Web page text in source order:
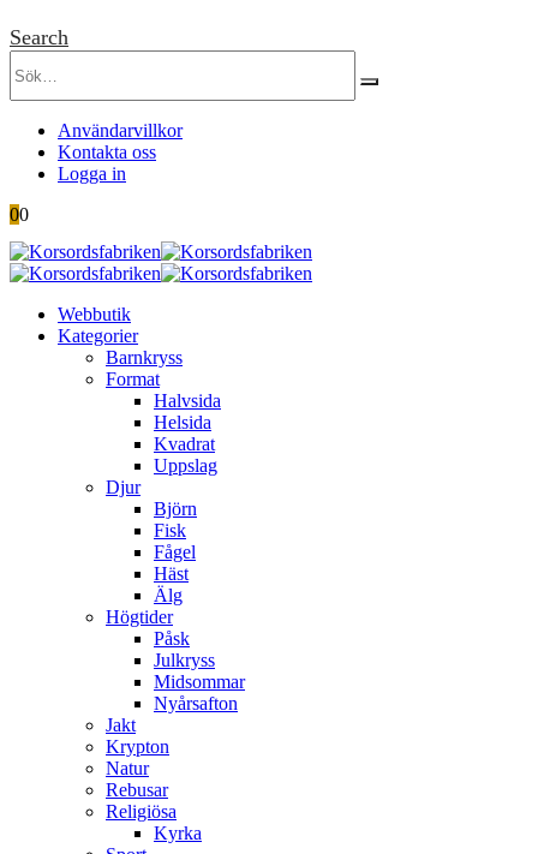
Search
Användarvillkor
Kontakta oss
Logga in
00
Webbutik
Kategorier
Barnkryss
Format
Halvsida
Helsida
Kvadrat
Uppslag
Djur
Björn
Fisk
Fågel
Häst
Älg
Högtider
Påsk
Julkryss
Midsommar
Nyårsafton
Jakt
Krypton
Natur
Rebusar
Religiösa
Kyrka